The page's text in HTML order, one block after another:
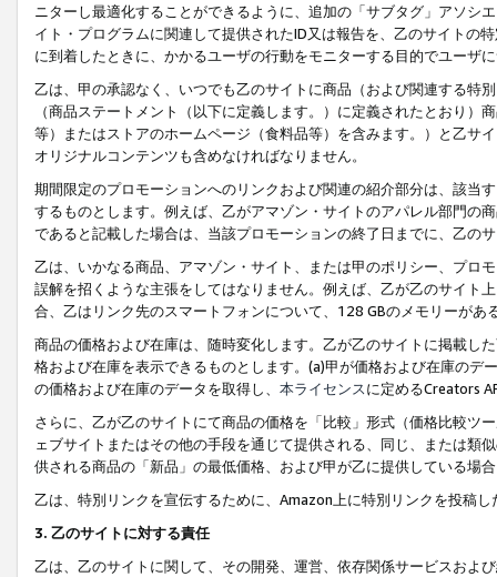
ニターし最適化することができるように、追加の「サブタグ」アソシ
イト・プログラムに関連して提供されたID又は報告を、乙のサイトの
に到着したときに、かかるユーザの行動をモニターする目的でユーザ
乙は、甲の承認なく、いつでも乙のサイトに商品（および関連する特
（商品ステートメント（以下に定義します。）に定義されたとおり
等）またはストアのホームページ（食料品等）を含みます。）と乙サ
オリジナルコンテンツも含めなければなりません。
期間限定のプロモーションへのリンクおよび関連の紹介部分は、該当
するものとします。例えば、乙がアマゾン・サイトのアパレル部門の
であると記載した場合は、当該プロモーションの終了日までに、乙の
乙は、いかなる商品、アマゾン・サイト、または甲のポリシー、プロ
誤解を招くような主張をしてはなりません。例えば、乙が乙のサイト
合、乙はリンク先のスマートフォンについて、128 GBのメモリーがあ
商品の価格および在庫は、随時変化します。乙が乙のサイトに掲載し
格および在庫を表示できるものとします。(a)甲が価格および在庫の
の価格および在庫のデータを取得し、 本ライセンスに定めるCreators
さらに、乙が乙のサイトにて商品の価格を「比較」形式（価格比較ツ
ェブサイトまたはその他の手段を通じて提供される、同じ、または類
供される商品の「新品」の最低価格、および甲が乙に提供している場
乙は、特別リンクを宣伝するために、Amazon上に特別リンクを投稿
3. 乙のサイトに対する責任
乙は、乙のサイトに関して、その開発、運営、依存関係サービスおよ